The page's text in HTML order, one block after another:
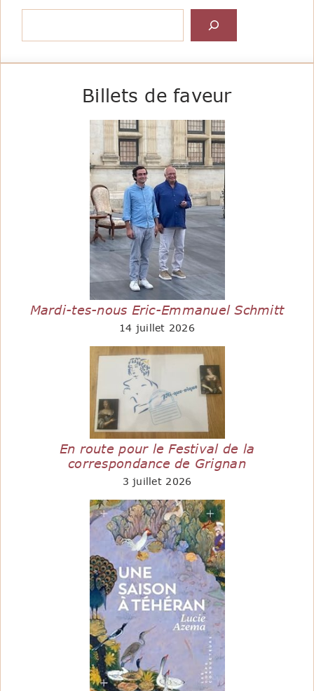
Billets de faveur
Mardi-tes-nous Eric-Emmanuel Schmitt
14 juillet 2026
En route pour le Festival de la
correspondance de Grignan
3 juillet 2026